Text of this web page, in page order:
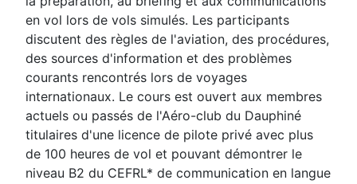
en vol lors de vols simulés. Les participants
discutent des règles de l'aviation, des procédures,
des sources d'information et des problèmes
courants rencontrés lors de voyages
internationaux. Le cours est ouvert aux membres
actuels ou passés de l'Aéro-club du Dauphiné
titulaires d'une licence de pilote privé avec plus
de 100 heures de vol et pouvant démontrer le
niveau B2 du CEFRL* de communication en langue